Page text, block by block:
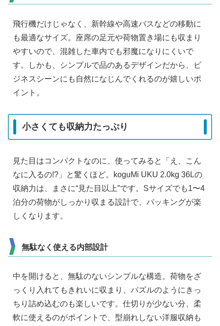
飛行機だけじゃなく、新幹線や高速バスなどの移動に
も最適なサイズ。座席の足元や荷物置き場にも収まり
やすいので、混雑した車内でも邪魔になりにくいで
す。しかも、シンプルで品のあるデザインだから、ビ
ジネスシーンにも自然になじんでくれるのが嬉しいポ
イント。
小さくても収納力たっぷり
見た目はコンパクトなのに、使ってみると「え、こん
なに入るの!?」と驚くほど。koguMi UKU 2.0kg 36Lの
収納力は、まさに“見た目以上”です。Sサイズでも1〜4
泊分の荷物がしっかり収まる設計で、パッキングが楽
しくなります。
無駄なく使える内部設計
中を開けると、無駄のないシンプルな構造。荷物をざ
っくり入れてもきれいに収まり、パズルのようにきっ
ちり詰め込むのも楽しいです。仕切りが少ない分、柔
軟に使えるのがポイントで、型崩れしない洋服収納も